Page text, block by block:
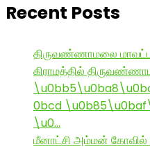
Recent Posts
திருவண்ணாமலை
கிராமத்தில்
0bcd
\u0…
மீனாட்சி அம்மன் கோவில்